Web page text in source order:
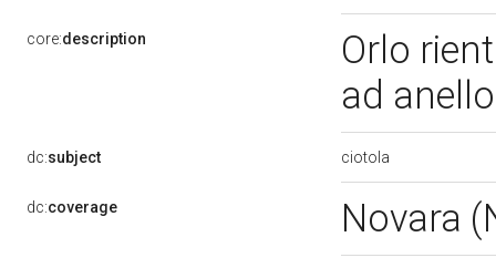
core:description
Orlo
ad
dc:subject ciotola
dc:coverage Novara